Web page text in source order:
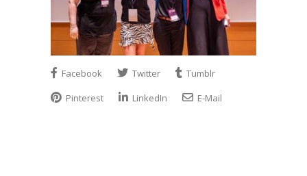
Facebook Twitter
Tumblr
Pinterest
LinkedIn E-Mail